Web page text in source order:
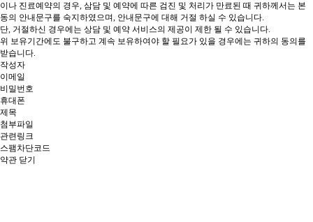
이나 진료예약의 경우, 삼담 및 예약에 따른 검진 및 처리가 만료된 때 귀하께서는 본
동의 안내문구를 숙지하였으며, 안내문구에 대해 거절 하실 수 있습니다.
단, 거절하신 경우에는 상담 및 예약 서비스의 제공이 제한 될 수 있습니다.
위 보유기간에도 불구하고 계속 보유하여야 할 필요가 있을 경우에는 귀하의 동의를
받습니다.
작성자
이메일
비밀번호
휴대폰
제목
첨부파일
관련링크
스팸차단코드
약관 닫기